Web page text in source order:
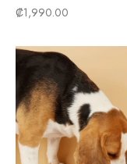
₡1,990.00